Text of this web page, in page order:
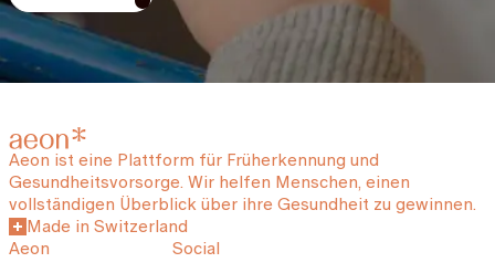
Aeon ist eine Plattform für Früherkennung und
Gesundheitsvorsorge. Wir helfen Menschen, einen
vollständigen Überblick über ihre Gesundheit zu gewinnen.
Made in Switzerland
Aeon
Social